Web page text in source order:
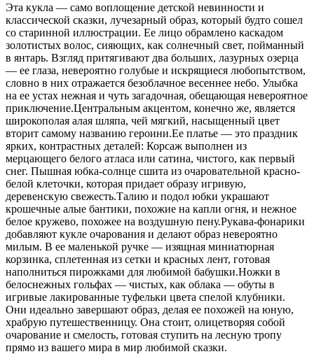
Эта кукла — само воплощение детской невинности и
классической сказки, лучезарный образ, который будто сошел
со старинной иллюстрации. Ее лицо обрамлено каскадом
золотистых волос, сияющих, как солнечный свет, пойманный
в янтарь. Взгляд притягивают два больших, лазурных озерца
— ее глаза, невероятно голубые и искрящиеся любопытством,
словно в них отражается безоблачное весеннее небо. Улыбка
на ее устах нежная и чуть загадочная, обещающая невероятное
приключение.Центральным акцентом, конечно же, является
широкополая алая шляпа, чей мягкий, насыщенный цвет
вторит самому названию героини.Ее платье — это праздник
ярких, контрастных деталей: Корсаж выполнен из
мерцающего белого атласа или сатина, чистого, как первый
снег. Пышная юбка-солнце сшита из очаровательной красно-
белой клеточки, которая придает образу игривую,
деревенскую свежесть.Талию и подол юбки украшают
крошечные алые бантики, похожие на капли огня, и нежное
белое кружево, похожее на воздушную пену.Рукава-фонарики
добавляют кукле очарования и делают образ невероятно
милым. В ее маленькой ручке — изящная миниатюрная
корзинка, сплетенная из сетки и красных лент, готовая
наполниться пирожками для любимой бабушки.Ножки в
белоснежных гольфах — чистых, как облака — обуты в
игривые лакированные туфельки цвета спелой клубники.
Они идеально завершают образ, делая ее похожей на юную,
храбрую путешественницу. Она стоит, олицетворяя собой
очарование и смелость, готовая ступить на лесную тропу
прямо из вашего мира в мир любимой сказки.